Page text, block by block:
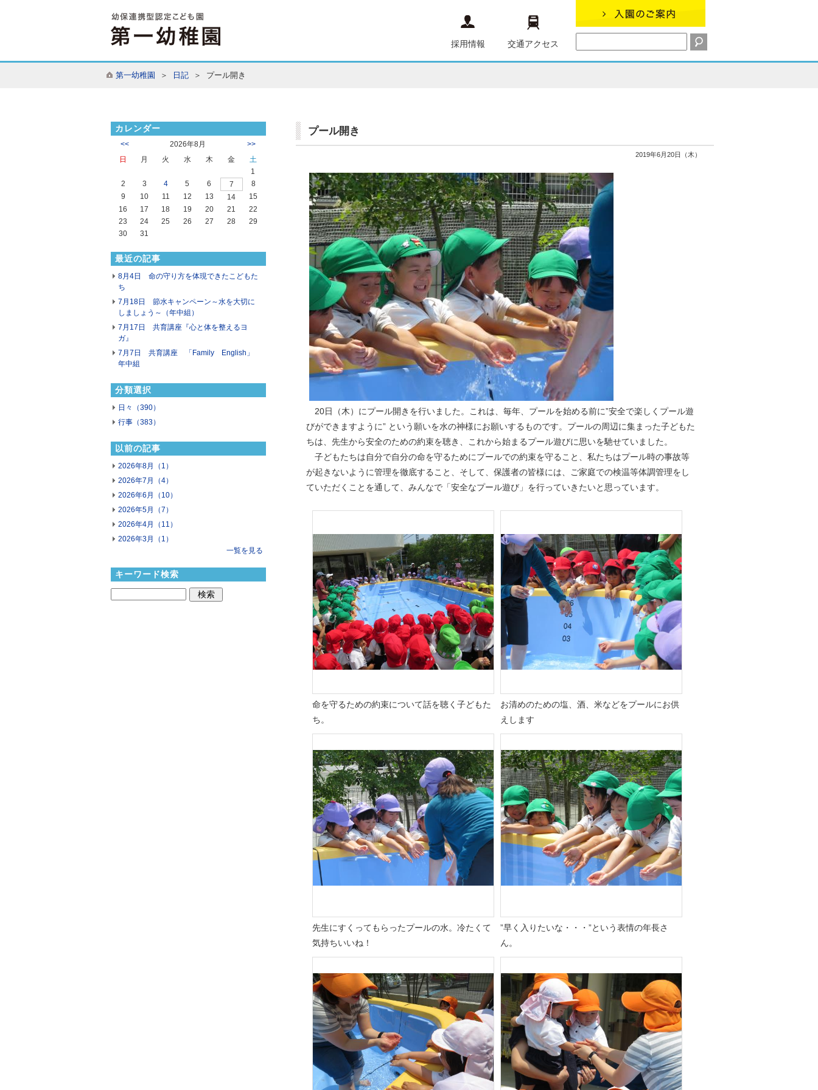
採用情報 交通アクセス
第一幼稚園 ＞ 日記＞ プール開き
カレンダー
<< 2026年8月 >>
日 月 火 水 木 金
土
1
2
3 4 5 6 7
8
9
10 11 12 13 14
15
16
17 18 19 20 21
22
23
24 25 26 27 28
29
30
31
最近の記事
8月4日 命の守り方を体現できたこどもた
ち
7月18日 節水キャンペーン～水を大切に
しましょう～（年中組）
7月17日 共育講座『心と体を整えるヨ
ガ』
7月7日 共育講座 「Family English」
年中組
分類選択
日々（390）
行事（383）
以前の記事
2026年8月（1）
2026年7月（4）
2026年6月（10）
2026年5月（7）
2026年4月（11）
2026年3月（1）
一覧を見る
キーワード検索
プール開き
2019年6月20日（木）
20日（木）にプール開きを行いました。これは、毎年、プールを始める前に”安全で楽しくプール遊
びができますように” という願いを水の神様にお願いするものです。プールの周辺に集まった子どもた
ちは、先生から安全のための約束を聴き、これから始まるプール遊びに思いを馳せていました。
子どもたちは自分で自分の命を守るためにプールでの約束を守ること、私たちはプール時の事故等
が起きないように管理を徹底すること、そして、保護者の皆様には、ご家庭での検温等体調管理をし
ていただくことを通して、みんなで「安全なプール遊び」を行っていきたいと思っています。
命を守るための約束について話を聴く子どもた
ち。
お清めのための塩、酒、米などをプールにお供
えします
先生にすくってもらったプールの水。冷たくて
気持ちいいね！
”早く入りたいな・・・”という表情の年長さ
ん。